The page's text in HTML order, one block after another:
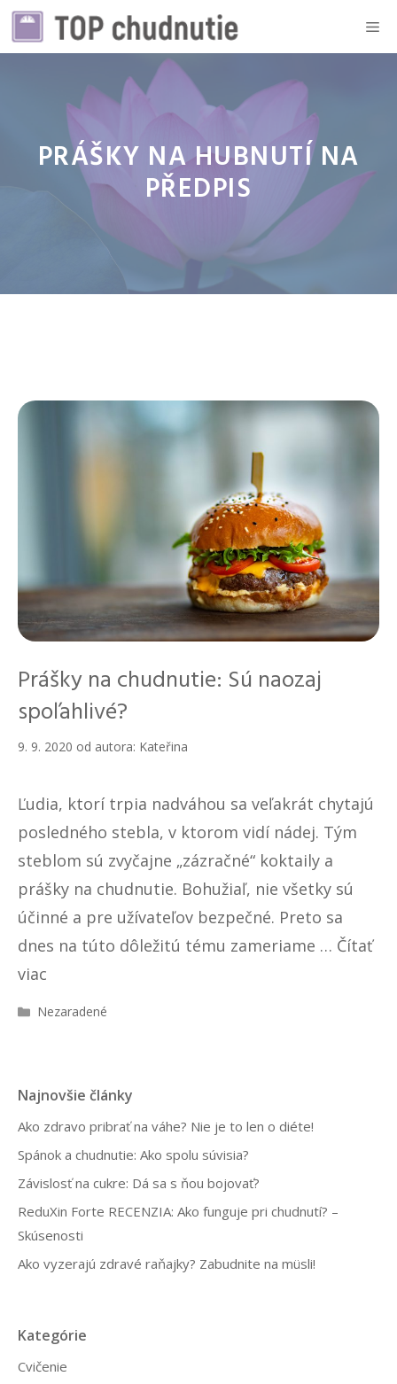
Preskočiť
na
PRÁŠKY NA HUBNUTÍ NA
PŘEDPIS
Prášky na chudnutie: Sú naozaj
spoľahlivé?
9. 9. 2020 od autora: Kateřina
Ľudia, ktorí trpia nadváhou sa veľakrát chytajú
posledného stebla, v ktorom vidí nádej. Tým
steblom sú zvyčajne „zázračné“ koktaily a
prášky na chudnutie. Bohužiaľ, nie všetky sú
účinné a pre užívateľov bezpečné. Preto sa
dnes na túto dôležitú tému zameriame … Čítať
viac
Kategórie
Nezaradené
Najnovšie články
Ako zdravo pribrať na váhe? Nie je to len o diéte!
Spánok a chudnutie: Ako spolu súvisia?
Závislosť na cukre: Dá sa s ňou bojovať?
ReduXin Forte RECENZIA: Ako funguje pri chudnutí? –
Skúsenosti
Ako vyzerajú zdravé raňajky? Zabudnite na müsli!
Kategórie
Cvičenie